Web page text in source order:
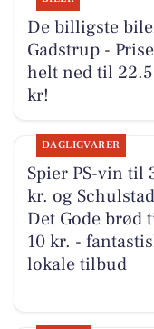
De billigste
Gadstrup -
helt ned til
kr!
DAGLIGVARER
Spier PS-vin til
kr. og Schulstad
Det Gode brød
10 kr. -
lokale tilbud